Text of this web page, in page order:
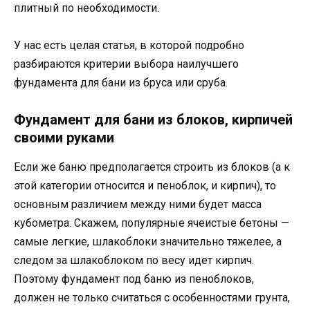
плитный по необходимости.
У нас есть целая статья, в которой подробно
разбираются критерии выбора наилучшего
фундамента для бани из бруса или сруба.
Фундамент для бани из блоков, кирпичей
своими руками
Если же баню предполагается строить из блоков (а к
этой категории относится и пеноблок, и кирпич), то
основным различием между ними будет масса
кубометра. Скажем, популярные ячеистые бетоны —
самые легкие, шлакоблоки значительно тяжелее, а
следом за шлакоблоком по весу идет кирпич.
Поэтому фундамент под баню из пеноблоков,
должен не только считаться с особенностями грунта,